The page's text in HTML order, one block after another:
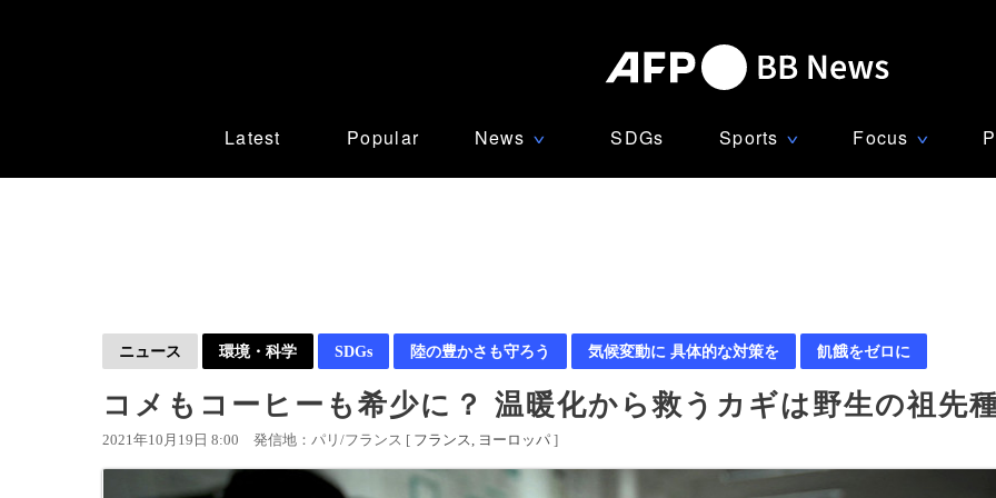
Latest Popular News ∨ SDGs Sports ∨ Focus ∨
ニュース 環境・科学 SDGs 陸の豊かさも守ろう 気候変動に 具体的な対策を 飢餓をゼロに
コメもコーヒーも希少に？ 温暖化から救うカギは野生の祖先
2021年10月19日 8:00 発信地：パリ/フランス [ フランス ヨーロッパ ]